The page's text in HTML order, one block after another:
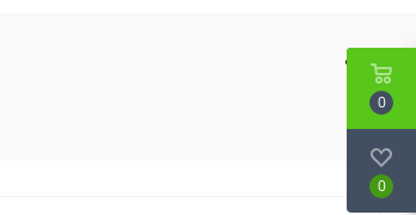
0
0